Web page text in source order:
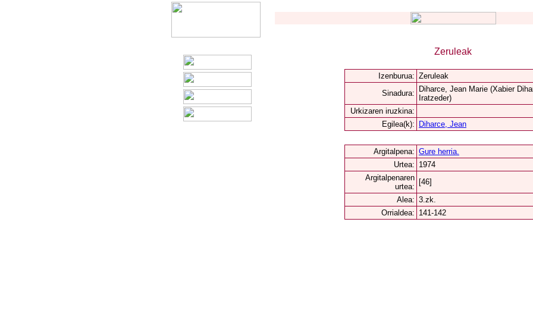
Zeruleak
Izenburua: Zeruleak
Sinadura:
Diharce, Jean Marie (Xabier
Iratzeder)
Urkizaren iruzkina:
Egilea(k):
Diharce, Jean
Argitalpena: Gure herria.
Urtea: 1974
Argitalpenaren
urtea:
[46]
Alea: 3.zk.
Orrialdea: 141-142